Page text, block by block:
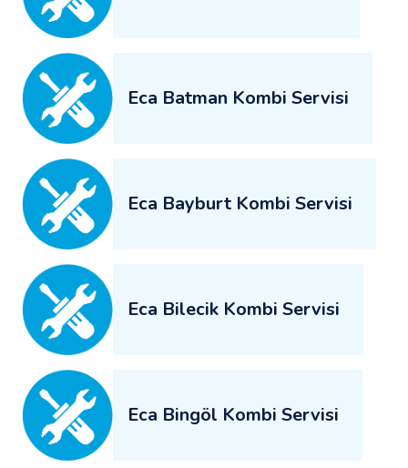
Eca Batman Kombi Servisi
Eca Bayburt Kombi Servisi
Eca Bilecik Kombi Servisi
Eca Bingöl Kombi Servisi